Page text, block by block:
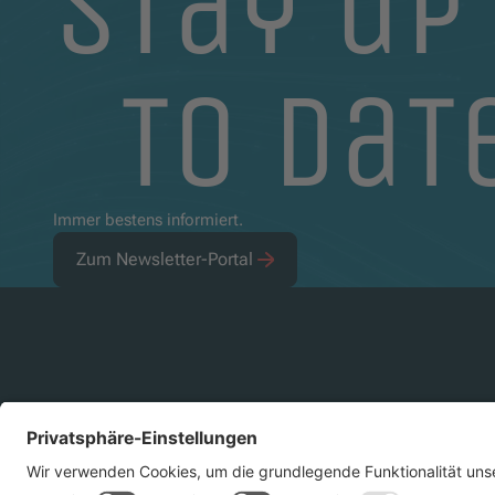
to
Immer bestens informiert.
Zum Newsletter-Portal